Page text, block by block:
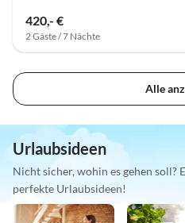
420,- €
2 Gäste / 7 Nächte
Alle
Urlaubsideen
Nicht sicher, wohin es gehen soll?
perfekte Urlaubsideen!